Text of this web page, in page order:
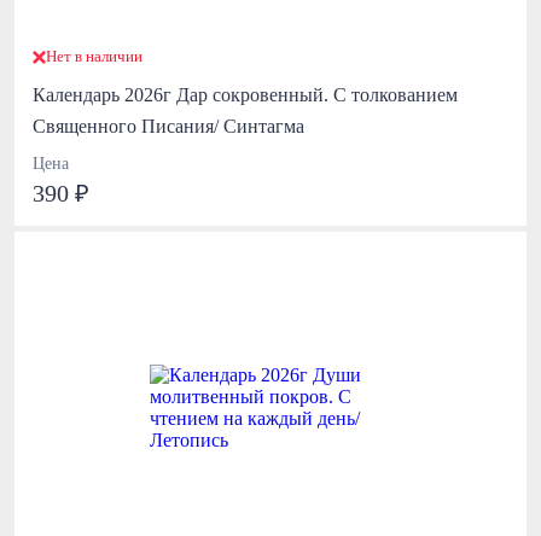
Нет в наличии
Календарь 2026г Дар сокровенный. С толкованием
Священного Писания/ Синтагма
Цена
390 ₽